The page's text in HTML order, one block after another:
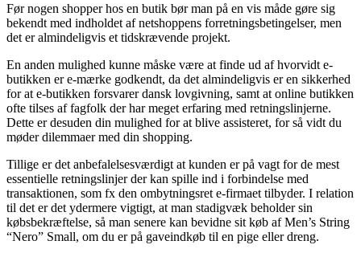
Før nogen shopper hos en butik bør man på en vis måde gøre sig
bekendt med indholdet af netshoppens forretningsbetingelser, men
det er almindeligvis et tidskrævende projekt.
En anden mulighed kunne måske være at finde ud af hvorvidt e-
butikken er e-mærke godkendt, da det almindeligvis er en sikkerhed
for at e-butikken forsvarer dansk lovgivning, samt at online butikken
ofte tilses af fagfolk der har meget erfaring med retningslinjerne.
Dette er desuden din mulighed for at blive assisteret, for så vidt du
møder dilemmaer med din shopping.
Tillige er det anbefalelsesværdigt at kunden er på vagt for de mest
essentielle retningslinjer der kan spille ind i forbindelse med
transaktionen, som fx den ombytningsret e-firmaet tilbyder. I relation
til det er det ydermere vigtigt, at man stadigvæk beholder sin
købsbekræftelse, så man senere kan bevidne sit køb af Men’s String
“Nero” Small, om du er på gaveindkøb til en pige eller dreng.